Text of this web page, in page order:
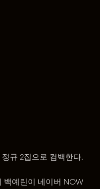
규 2집으로 컴백한다.
백예린이 네이버 NOW